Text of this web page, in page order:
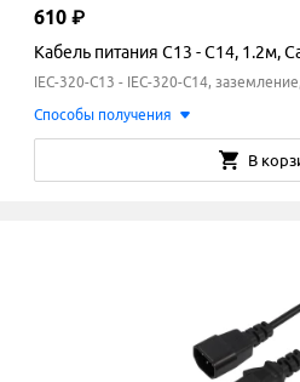
610 ₽
Кабель питания C13 - C14, 1.2м,
IEC-320-C13 - IEC-320-C14,
Способы получения
В